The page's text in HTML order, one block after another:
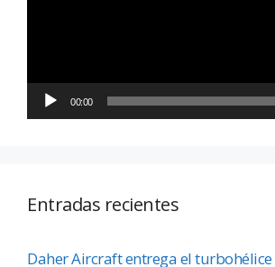
00:00
Entradas recientes
Daher Aircraft entrega el